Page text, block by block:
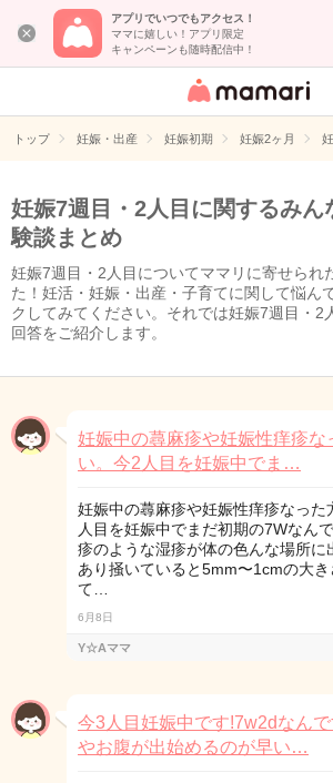
アプリでいつでもアクセス！
ママに嬉しい！アプリ限定
キャンペーンも随時配信中！
女性専用匿名QA
イト
トップ 妊娠・出産 妊娠初期 妊娠2ヶ月
妊娠7週目・2人目に関するみん
験談まとめ
妊娠7週目・2人目についてママリに寄せられ
た！妊活・妊娠・出産・子育てに関して悩ん
クしてみてください。それでは妊娠7週目・2
回答をご紹介します。
妊娠中の蕁麻疹や妊娠性痒疹な
い。今2人目を妊娠中でま…
妊娠中の蕁麻疹や妊娠性痒疹なった
人目を妊娠中でまだ初期の7Wなん
疹のような湿疹が体の色んな場所に
あり掻いていると5mm〜1cmの大
て…
6月8日
Y☆Aママ
今3人目妊娠中です!7w2dなん
やお腹が出始めるのが早い…